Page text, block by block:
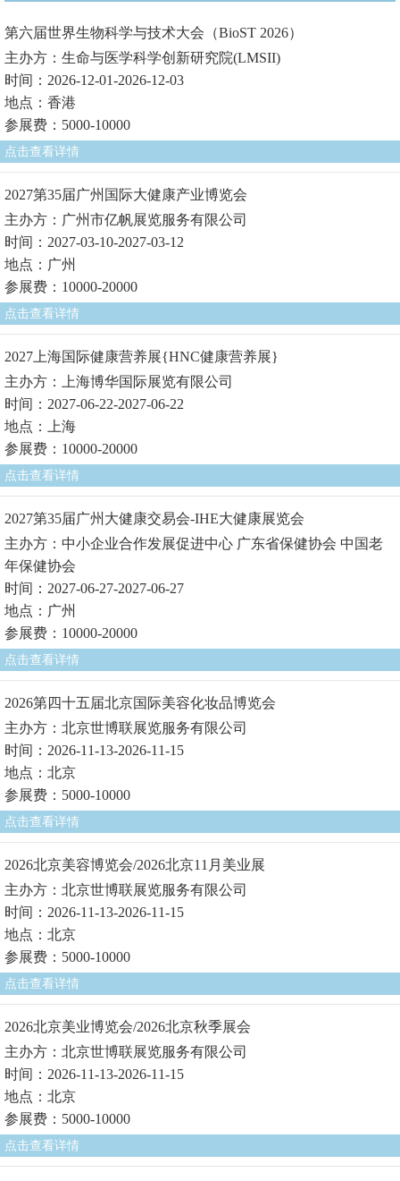
第六届世界生物科学与技术大会（BioST 2026）
主办方：生命与医学科学创新研究院(LMSII)
时间：2026-12-01-2026-12-03
地点：香港
参展费：5000-10000
点击查看详情
2027第35届广州国际大健康产业博览会
主办方：广州市亿帆展览服务有限公司
时间：2027-03-10-2027-03-12
地点：广州
参展费：10000-20000
点击查看详情
2027上海国际健康营养展{HNC健康营养展}
主办方：上海博华国际展览有限公司
时间：2027-06-22-2027-06-22
地点：上海
参展费：10000-20000
点击查看详情
2027第35届广州大健康交易会-IHE大健康展览会
主办方：中小企业合作发展促进中心 广东省保健协会 中国老
年保健协会
时间：2027-06-27-2027-06-27
地点：广州
参展费：10000-20000
点击查看详情
2026第四十五届北京国际美容化妆品博览会
主办方：北京世博联展览服务有限公司
时间：2026-11-13-2026-11-15
地点：北京
参展费：5000-10000
点击查看详情
2026北京美容博览会/2026北京11月美业展
主办方：北京世博联展览服务有限公司
时间：2026-11-13-2026-11-15
地点：北京
参展费：5000-10000
点击查看详情
2026北京美业博览会/2026北京秋季展会
主办方：北京世博联展览服务有限公司
时间：2026-11-13-2026-11-15
地点：北京
参展费：5000-10000
点击查看详情